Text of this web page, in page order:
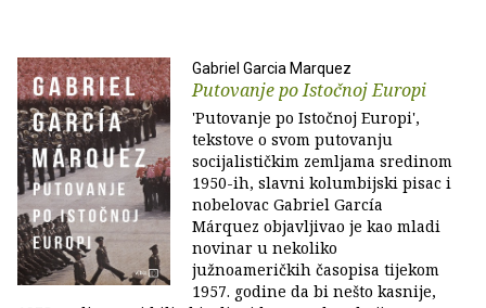
Gabriel Garcia Marquez
Putovanje po Istočnoj Europi
'Putovanje po Istočnoj Europi',
tekstove o svom putovanju
socijalističkim zemljama sredinom
1950-ih, slavni kolumbijski pisac i
nobelovac Gabriel García
Márquez objavljivao je kao mladi
novinar u nekoliko
južnoameričkih časopisa tijekom
1957. godine da bi nešto kasnije,